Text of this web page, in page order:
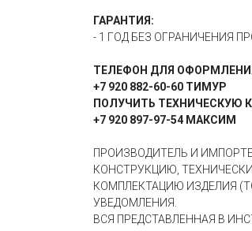
ГАРАНТИЯ:
- 1 ГОД БЕЗ ОГРАНИЧЕНИЯ
ТЕЛЕФОН ДЛЯ
+7 920 882-60-60 ТИМУР
ПОЛУЧИТЬ ТЕХНИЧЕСКУЮ
+7 920 897-97-54 МАКСИМ
ПРОИЗВОДИТЕЛЬ И
КОНСТРУКЦИЮ,
КОМПЛЕКТАЦИЮ ИЗДЕЛИЯ
УВЕДОМЛЕНИЯ.
ВСЯ ПРЕДСТАВЛЕННАЯ В